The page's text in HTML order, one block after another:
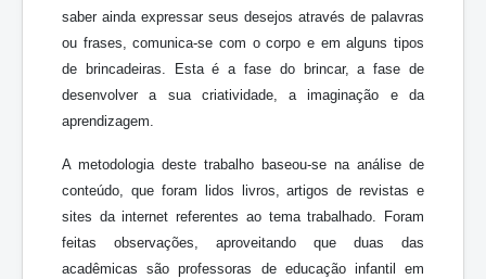
saber ainda expressar seus desejos através de palavras
ou frases, comunica-se com o corpo e em alguns tipos
de brincadeiras. Esta é a fase do brincar, a fase de
desenvolver a sua criatividade, a imaginação e da
aprendizagem.
A metodologia deste trabalho baseou-se na análise de
conteúdo, que foram lidos livros, artigos de revistas e
sites da internet referentes ao tema trabalhado. Foram
feitas observações, aproveitando que duas das
acadêmicas são professoras de educação infantil em